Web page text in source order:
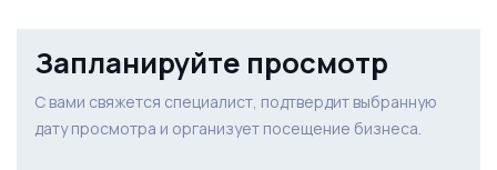
Запланируйте просмотр
С вами свяжется специалист, подтвердит выбранную
дату просмотра и организует посещение бизнеса.